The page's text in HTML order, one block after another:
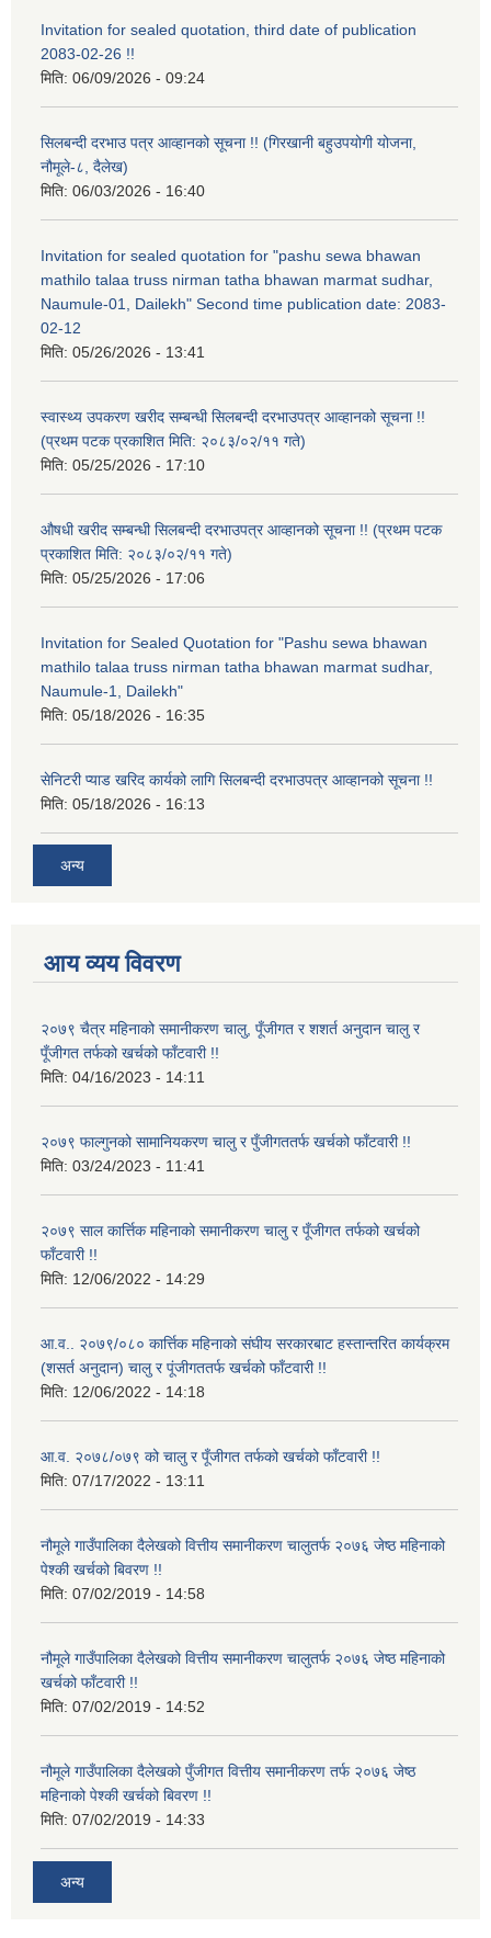
Invitation for sealed quotation, third date of publication
2083-02-26 !!
मिति: 06/09/2026 - 09:24
सिलबन्दी दरभाउ पत्र आव्हानको सूचना !! (गिरखानी बहुउपयोगी योजना,
नौमूले-८, दैलेख)
मिति: 06/03/2026 - 16:40
Invitation for sealed quotation for "pashu sewa bhawan
mathilo talaa truss nirman tatha bhawan marmat sudhar,
Naumule-01, Dailekh" Second time publication date: 2083-
02-12
मिति: 05/26/2026 - 13:41
स्वास्थ्य उपकरण खरीद सम्बन्धी सिलबन्दी दरभाउपत्र आव्हानको सूचना !!
(प्रथम पटक प्रकाशित मिति: २०८३/०२/११ गते)
मिति: 05/25/2026 - 17:10
औषधी खरीद सम्बन्धी सिलबन्दी दरभाउपत्र आव्हानको सूचना !! (प्रथम पटक
प्रकाशित मिति: २०८३/०२/११ गते)
मिति: 05/25/2026 - 17:06
Invitation for Sealed Quotation for "Pashu sewa bhawan
mathilo talaa truss nirman tatha bhawan marmat sudhar,
Naumule-1, Dailekh"
मिति: 05/18/2026 - 16:35
सेनिटरी प्याड खरिद कार्यको लागि सिलबन्दी दरभाउपत्र आव्हानको सूचना !!
मिति: 05/18/2026 - 16:13
अन्य
आय व्यय विवरण
२०७९ चैत्र महिनाको समानीकरण चालु, पूँजीगत र शशर्त अनुदान चालु र
पूँजीगत तर्फको खर्चको फाँटवारी !!
मिति: 04/16/2023 - 14:11
२०७९ फाल्गुनको सामानियकरण चालु र पुँजीगततर्फ खर्चको फाँटवारी !!
मिति: 03/24/2023 - 11:41
२०७९ साल कार्त्तिक महिनाको समानीकरण चालु र पूँजीगत तर्फको खर्चको
फाँटवारी !!
मिति: 12/06/2022 - 14:29
आ.व.. २०७९/०८० कार्त्तिक महिनाको संघीय सरकारबाट हस्तान्तरित कार्यक्रम
(शसर्त अनुदान) चालु र पूंजीगततर्फ खर्चको फाँटवारी !!
मिति: 12/06/2022 - 14:18
आ.व. २०७८/०७९ को चालु र पूँजीगत तर्फको खर्चको फाँटवारी !!
मिति: 07/17/2022 - 13:11
नौमूले गाउँपालिका दैलेखको वित्तीय समानीकरण चालुतर्फ २०७६ जेष्ठ महिनाको
पेश्की खर्चको बिवरण !!
मिति: 07/02/2019 - 14:58
नौमूले गाउँपालिका दैलेखको वित्तीय समानीकरण चालुतर्फ २०७६ जेष्ठ महिनाको
खर्चको फाँटवारी !!
मिति: 07/02/2019 - 14:52
नौमूले गाउँपालिका दैलेखको पुँजीगत वित्तीय समानीकरण तर्फ २०७६ जेष्ठ
महिनाको पेश्की खर्चको बिवरण !!
मिति: 07/02/2019 - 14:33
अन्य